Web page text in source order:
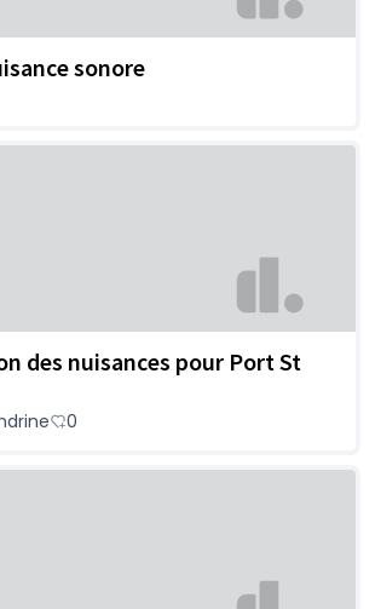
sonore
des nuisances pour Port St
0